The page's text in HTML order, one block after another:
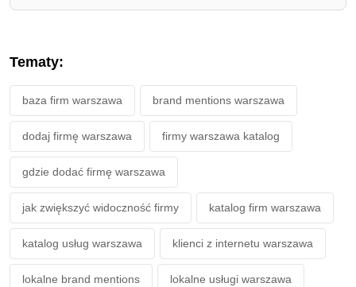
Tematy:
baza firm warszawa brand mentions warszawa
dodaj firmę warszawa firmy warszawa katalog
gdzie dodać firmę warszawa
jak zwiększyć widoczność firmy katalog firm warszawa
katalog usług warszawa klienci z internetu warszawa
lokalne brand mentions lokalne usługi warszawa